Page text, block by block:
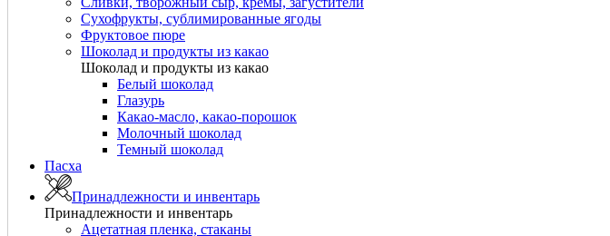
Сухофрукты, сублимированные ягоды
Фруктовое пюре
Шоколад и продукты из какао
Шоколад и продукты из какао
Белый шоколад
Глазурь
Какао-масло, какао-порошок
Молочный шоколад
Темный шоколад
Пасха
Принадлежности и инвентарь
Принадлежности и инвентарь
Ацетатная пленка, стаканы